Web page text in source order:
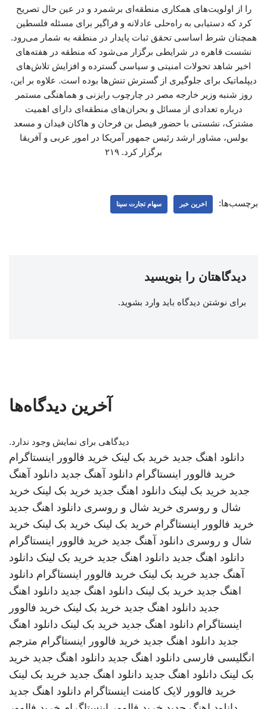
را از اولویت‌های همکاری منطقه‌ای برشمرد و در عین حال تصریح
کرد که دستیابی به راه‌حلی عادلانه و فراگیر برای مسئله فلسطین
همچنان شرط اساسی تحقق ثبات پایدار در منطقه به شمار می‌رود.
نشست قاهره در شرایطی برگزار می‌شود که منطقه در هفته‌های
اخیر شاهد تحولات امنیتی و سیاسی گسترده و افزایش تلاش‌های
دیپلماتیک برای جلوگیری از گسترش تنش‌ها بوده است. علاوه بر این،
روز شنبه وزیر خارجه مصر در چارچوب رایزنی و هماهنگی مستمر
درباره تعدادی از مسائل و بحران‌های منطقه‌ای دارای اهمیت
مشترک، نشستی با حضور فیصل بن فرحان و هاکان فیدان و مسعد
بولس، مشاور ارشد رئیس جمهور آمریکا در امور عربی و آفریقا
برگزار کرد. ۲۱۹
برچسب‌ها: اخرین خبر سهام تجارت سینا
دیدگاهتان را بنویسید
برای نوشتن دیدگاه باید وارد بشوید.
آخرین دیدگاه‌ها
دیدگاهی برای نمایش وجود ندارد.
دانلود اهنگ جدید خرید بک لینک خرید فالوور اینستاگرام
خرید فالوور اینستاگرام دانلود آهنگ جدید دانلود آهنگ
جدید خرید بک لینک دانلود اهنگ جدید خرید بک لینک خرید
شال و روسری خرید شال و روسری دانلود اهنگ جدید
خرید فالوور اینستاگرام خرید بک لینک خرید بک لینک خرید
شال و روسری دانلود آهنگ جدید خرید فالوور اینستاگرام
دانلود اهنگ جدید دانلود اهنگ جدید خرید بک لینک دانلود
آهنگ جدید خرید بک لینک خرید فالوور اینستاگرام دانلود
اهنگ جدید خرید بک لینک دانلود اهنگ جدید دانلود اهنگ
جدید دانلود اهنگ جدید خرید بک لینک خرید فالوور
اینستاگرام دانلود اهنگ جدید خرید بک لینک دانلود اهنگ
جدید دانلود اهنگ جدید خرید فالوور اینستاگرام مترجم
انگلیسی فارسی دانلود اهنگ جدید دانلود اهنگ جدید خرید
بک لینک دانلود اهنگ جدید دانلود اهنگ جدید خرید بک لینک
خرید فالوور لایک کامنت اینستاگرام دانلود اهنگ جدید